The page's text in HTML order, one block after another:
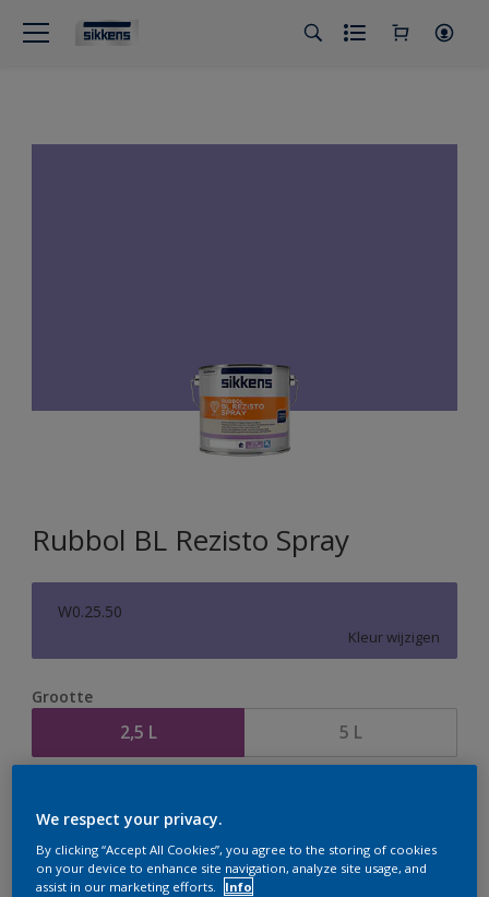
Rubbol BL Rezisto Spray
W0.25.50
Kleur wijzigen
Grootte
2,5 L 5 L
We respect your privacy.
By clicking “Accept All Cookies”, you agree to the storing of cookies
on your device to enhance site navigation, analyze site usage, and
assist in our marketing efforts.
Info